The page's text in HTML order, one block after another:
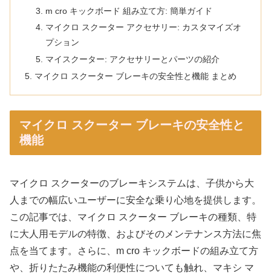
m cro キックボード 組み立て方: 簡単ガイド
マイクロ スクーター アクセサリー: カスタマイズオ
プション
マイスクーター: アクセサリーとパーツの紹介
マイクロ スクーター ブレーキの安全性と機能 まとめ
マイクロ スクーター ブレーキの安全性と
機能
マイクロ スクーターのブレーキシステムは、子供から大
人までの幅広いユーザーに安全な乗り心地を提供します。
この記事では、マイクロ スクーター ブレーキの種類、特
に大人用モデルの特徴、およびそのメンテナンス方法に焦
点を当てます。さらに、m cro キックボードの組み立て方
や、折りたたみ機能の利便性についても触れ、マキシ マ